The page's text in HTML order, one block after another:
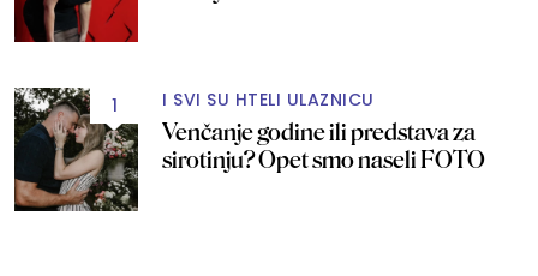
1 I SVI SU HTELI ULAZNICU
Venčanje godine ili predstava za
sirotinju? Opet smo naseli FOTO